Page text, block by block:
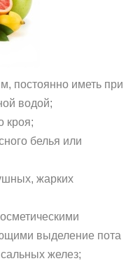
постоянно иметь при
водой;
кроя;
белья или
жарких
выделение пота
желез;